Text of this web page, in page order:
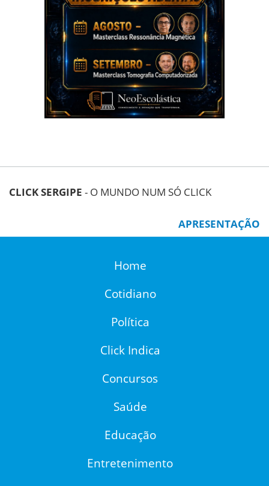
CLICK SERGIPE - O MUNDO NUM SÓ CLICK
APRESENTAÇÃO
Home
Cotidiano
Política
Click Indica
Concursos
Saúde
Educação
Entretenimento